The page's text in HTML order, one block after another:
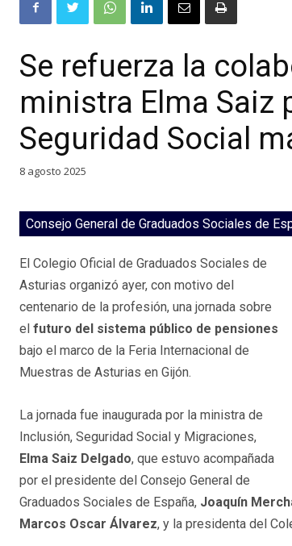
Se refuerza la
ministra Elma Saiz
Seguridad Social
8 agosto 2025
Consejo General de Graduados Sociales de
El Colegio Oficial de Graduados Sociales de
Asturias organizó ayer, con motivo del
centenario de la profesión, una jornada sobre
el futuro del sistema público de pensiones
bajo el marco de la Feria Internacional de
Muestras de Asturias en Gijón.
La jornada fue inaugurada por la ministra de
Inclusión, Seguridad Social y Migraciones,
Elma Saiz Delgado, que estuvo acompañada
por el presidente del Consejo General de
Graduados Sociales de España, Joaquín
Marcos Oscar Álvarez, y la presidenta del